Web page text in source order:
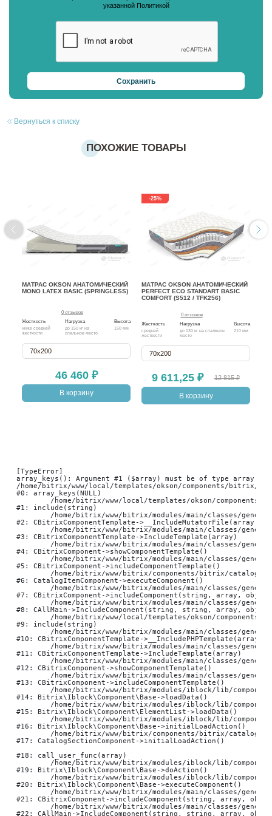
указанной Политикой
Вернуться к списку
ПОХОЖИЕ ТОВАРЫ
МАТРАС OKSON АНАТОМИЧЕСКИЙ
MONO LATEX BASIC (SPRINGLESS)
0 отзывов
46 460 ₽
Жесткость
ниже средней
жесткости
Нагрузка
до 150 кг на
спальное место
Высота
150 мм
70х200
В корзину
-25%
МАТРАС OKSON АНАТОМИЧЕСКИЙ
PERFECT ECO STANDART BASIC
COMFORT (S512 / TFK256)
0 отзывов
9 611,25 ₽ 12 815 ₽
Жесткость
средней
жесткости
Нагрузка
до 130 кг на спальное
место
Высота
210 мм
70х200
В корзину
[TypeError]
array_keys(): Argument #1 ($array) must be of type array,
/home/bitrix/www/local/templates/okson/components/bitrix/
#0: array_keys(NULL)
#1: include(string)
#2: CBitrixComponentTemplate->__IncludeMutatorFile(array,
#3: CBitrixComponentTemplate->IncludeTemplate(array)
#4: CBitrixComponent->showComponentTemplate()
#5: CBitrixComponent->includeComponentTemplate()
#6: CatalogItemComponent->executeComponent()
#7: CBitrixComponent->includeComponent(string, array,
#8: CAllMain->IncludeComponent(string, string, array,
#9: include(string)
#10: CBitrixComponentTemplate-
#11: CBitrixComponentTemplate->IncludeTemplate(array)
#12: CBitrixComponent->showComponentTemplate()
#13: CBitrixComponent->includeComponentTemplate()
#14: Bitrix\Iblock\Component\Base->loadData()
#15: Bitrix\Iblock\Component\ElementList->loadData()
#16: Bitrix\Iblock\Component\Base->initialLoadAction()
#17: CatalogSectionComponent->initialLoadAction()
#18: call_user_func(array)
#19: Bitrix\Iblock\Component\Base->doAction()
#20: Bitrix\Iblock\Component\Base->executeComponent()
#21: CBitrixComponent->includeComponent(string, array,
#22: CAllMain->IncludeComponent(string, string, array,